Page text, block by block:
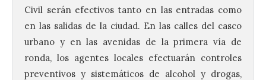
Civil serán efectivos tanto en las entradas como
en las salidas de la ciudad. En las calles del casco
urbano y en las avenidas de la primera vía de
ronda, los agentes locales efectuarán controles
preventivos y sistemáticos de alcohol y drogas,